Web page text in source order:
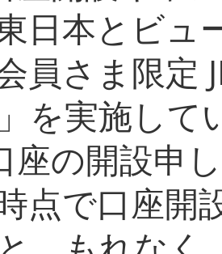
日本とビュ
員さま限定
を実施して
座の開設申
点で口座開